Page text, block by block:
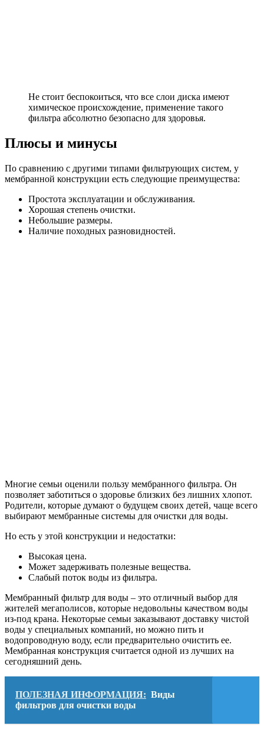
Не стоит беспокоиться, что все слои диска имеют
химическое происхождение, применение такого
фильтра абсолютно безопасно для здоровья.
Плюсы и минусы
По сравнению с другими типами фильтрующих систем, у
мембранной конструкции есть следующие преимущества:
Простота эксплуатации и обслуживания.
Хорошая степень очистки.
Небольшие размеры.
Наличие походных разновидностей.
Многие семьи оценили пользу мембранного фильтра. Он
позволяет заботиться о здоровье близких без лишних хлопот.
Родители, которые думают о будущем своих детей, чаще всего
выбирают мембранные системы для очистки для воды.
Но есть у этой конструкции и недостатки:
Высокая цена.
Может задерживать полезные вещества.
Слабый поток воды из фильтра.
Мембранный фильтр для воды – это отличный выбор для
жителей мегаполисов, которые недовольны качеством воды
из-под крана. Некоторые семьи заказывают доставку чистой
воды у специальных компаний, но можно пить и
водопроводную воду, если предварительно очистить ее.
Мембранная конструкция считается одной из лучших на
сегодняшний день.
ПОЛЕЗНАЯ ИНФОРМАЦИЯ: Виды
фильтров для очистки воды